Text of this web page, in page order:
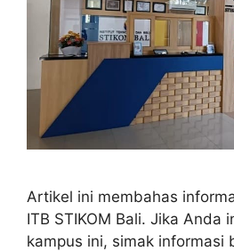
Artikel ini membahas
ITB STIKOM Bali. Jika Anda
kampus ini, simak informasi